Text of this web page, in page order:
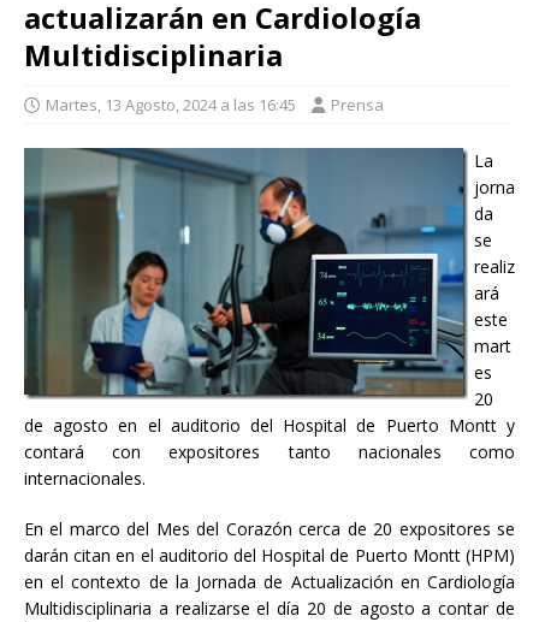
actualizarán en Cardiología
Multidisciplinaria
Martes, 13 Agosto, 2024 a las 16:45 Prensa
La
jorna
da
se
realiz
ará
este
mart
es
20
de agosto en el auditorio del Hospital de Puerto Montt y
contará con expositores tanto nacionales como
internacionales.
En el marco del Mes del Corazón cerca de 20 expositores se
darán citan en el auditorio del Hospital de Puerto Montt (HPM)
en el contexto de la Jornada de Actualización en Cardiología
Multidisciplinaria a realizarse el día 20 de agosto a contar de